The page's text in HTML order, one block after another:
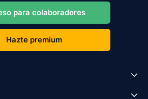
para colaboradores
Hazte premium